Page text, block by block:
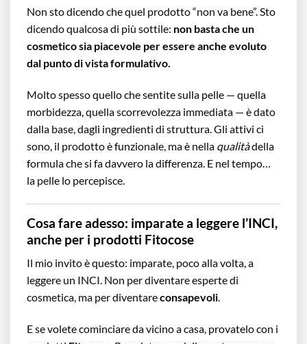
Non sto dicendo che quel prodotto “non va bene”. Sto
dicendo qualcosa di più sottile: non basta che un
cosmetico sia piacevole per essere anche evoluto
dal punto di vista formulativo.
Molto spesso quello che sentite sulla pelle — quella
morbidezza, quella scorrevolezza immediata — è dato
dalla base, dagli ingredienti di struttura. Gli attivi ci
sono, il prodotto è funzionale, ma è nella qualitàdella
formula che si fa davvero la differenza. E nel tempo…
la pelle lo percepisce.
Cosa fare adesso: imparate a leggere l’INCI,
anche per i prodotti Fitocose
Il mio invito è questo: imparate, poco alla volta, a
leggere un INCI. Non per diventare esperte di
cosmetica, ma per diventareconsapevoli.
E se volete cominciare da vicino a casa, provatelo con i